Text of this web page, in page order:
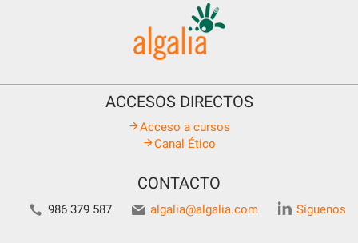
ACCESOS DIRECTOS
Acceso a cursos
Canal Ético
CONTACTO
986 379 587 algalia@algalia.com Síguenos